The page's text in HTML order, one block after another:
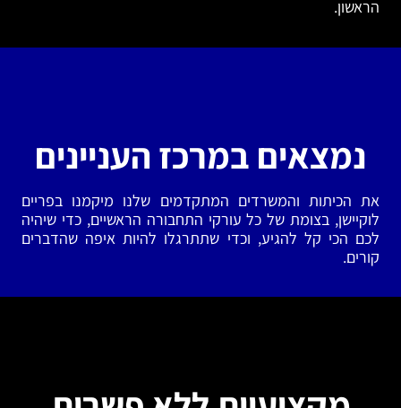
הראשון.
נמצאים במרכז העניינים
את הכיתות והמשרדים המתקדמים שלנו מיקמנו בפריים
לוקיישן, בצומת של כל עורקי התחבורה הראשיים, כדי שיהיה
לכם הכי קל להגיע, וכדי שתתרגלו להיות איפה שהדברים
קורים.